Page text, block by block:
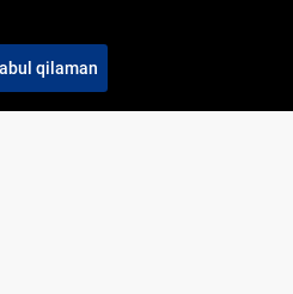
onlayn-auksionlarni
himoyalangan
qilaman